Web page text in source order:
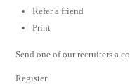
Refer a friend
Print
Send one of our recruiters a
Register